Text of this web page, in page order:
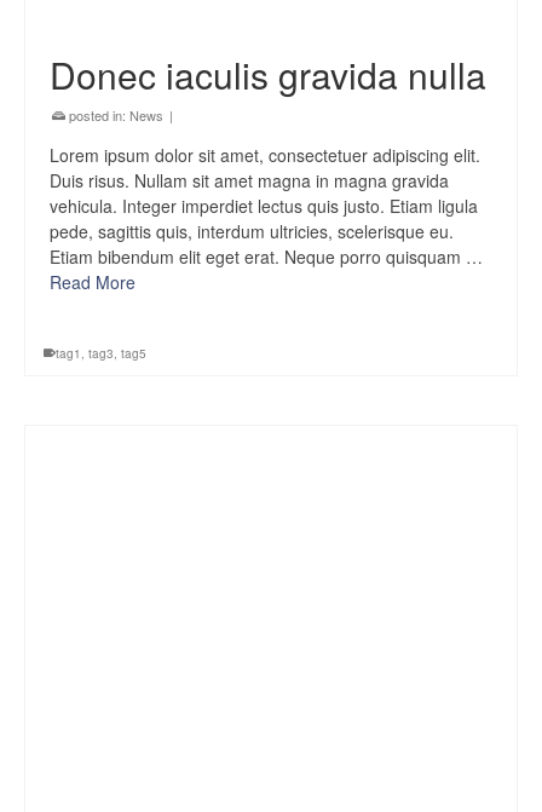
Donec iaculis gravida nulla
posted in: News |
Lorem ipsum dolor sit amet, consectetuer adipiscing elit.
Duis risus. Nullam sit amet magna in magna gravida
vehicula. Integer imperdiet lectus quis justo. Etiam ligula
pede, sagittis quis, interdum ultricies, scelerisque eu.
Etiam bibendum elit eget erat. Neque porro quisquam …
Read More
tag1 , tag3, tag5